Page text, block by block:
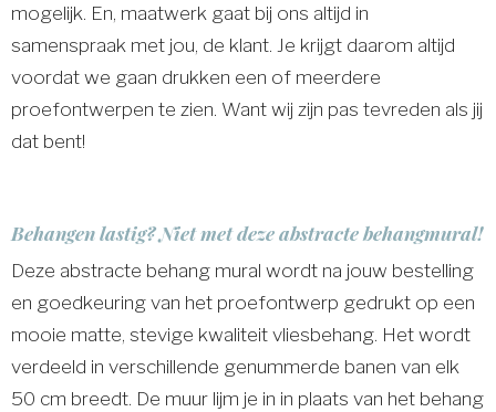
mogelijk. En, maatwerk gaat bij ons altijd in
samenspraak met jou, de klant. Je krijgt daarom altijd
voordat we gaan drukken een of meerdere
proefontwerpen te zien. Want wij zijn pas tevreden als jij
dat bent!
Behangen lastig? Niet met deze abstracte behangmural!
Deze abstracte behang mural wordt na jouw bestelling
en goedkeuring van het proefontwerp gedrukt op een
mooie matte, stevige kwaliteit vliesbehang. Het wordt
verdeeld in verschillende genummerde banen van elk
50 cm breedt. De muur lijm je in in plaats van het behang